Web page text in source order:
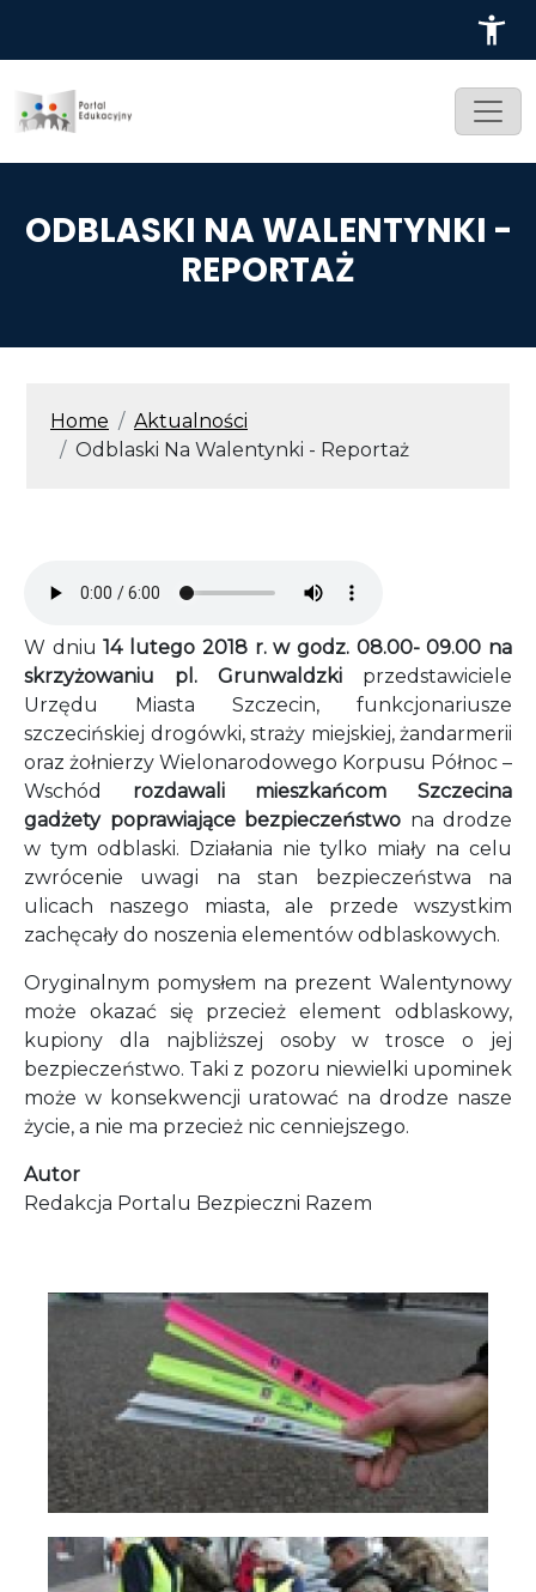
ODBLASKI NA WALENTYNKI -
REPORTAŻ
ŚCIEŻKA NAWIGACYJNA
Home
Aktualności
Odblaski Na Walentynki - Reportaż
W dniu 14 lutego 2018 r. w godz. 08.00- 09.00 na
skrzyżowaniu pl. Grunwaldzki przedstawiciele
Urzędu Miasta Szczecin, funkcjonariusze
szczecińskiej drogówki, straży miejskiej, żandarmerii
oraz żołnierzy Wielonarodowego Korpusu Północ –
Wschód rozdawali mieszkańcom Szczecina
gadżety poprawiające bezpieczeństwo na drodze
w tym odblaski. Działania nie tylko miały na celu
zwrócenie uwagi na stan bezpieczeństwa na
ulicach naszego miasta, ale przede wszystkim
zachęcały do noszenia elementów odblaskowych.
Oryginalnym pomysłem na prezent Walentynowy
może okazać się przecież element odblaskowy,
kupiony dla najbliższej osoby w trosce o jej
bezpieczeństwo. Taki z pozoru niewielki upominek
może w konsekwencji uratować na drodze nasze
życie, a nie ma przecież nic cenniejszego.
Autor
Redakcja Portalu Bezpieczni Razem